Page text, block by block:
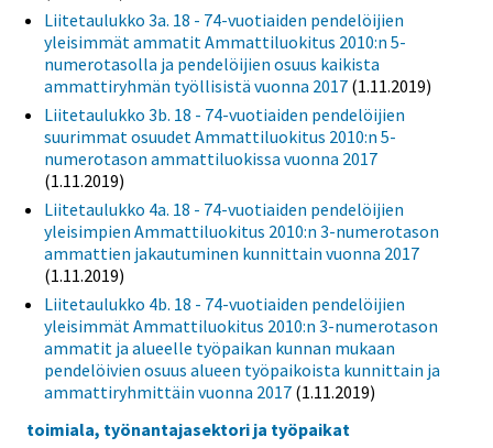
Liitetaulukko 3a. 18 - 74-vuotiaiden pendelöijien
yleisimmät ammatit Ammattiluokitus 2010:n 5-
numerotasolla ja pendelöijien osuus kaikista
ammattiryhmän työllisistä vuonna 2017 (1.11.2019)
Liitetaulukko 3b. 18 - 74-vuotiaiden pendelöijien
suurimmat osuudet Ammattiluokitus 2010:n 5-
numerotason ammattiluokissa vuonna 2017
(1.11.2019)
Liitetaulukko 4a. 18 - 74-vuotiaiden pendelöijien
yleisimpien Ammattiluokitus 2010:n 3-numerotason
ammattien jakautuminen kunnittain vuonna 2017
(1.11.2019)
Liitetaulukko 4b. 18 - 74-vuotiaiden pendelöijien
yleisimmät Ammattiluokitus 2010:n 3-numerotason
ammatit ja alueelle työpaikan kunnan mukaan
pendelöivien osuus alueen työpaikoista kunnittain ja
ammattiryhmittäin vuonna 2017 (1.11.2019)
toimiala, työnantajasektori ja työpaikat